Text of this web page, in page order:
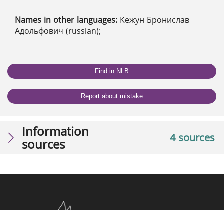
Names in other languages: Кежун Бронислав
Адольфович (russian);
Find in NLB
Report about mistake
4 sources
Information
sources